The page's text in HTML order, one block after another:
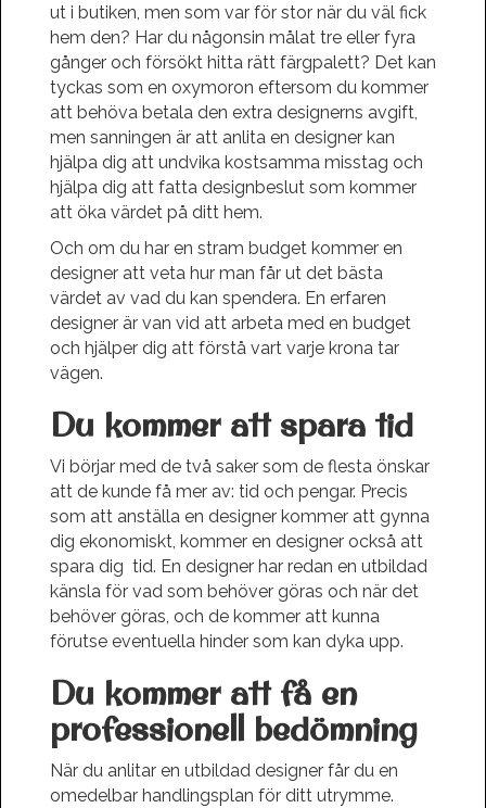
ut i butiken, men som var för stor när du väl fick
hem den? Har du någonsin målat tre eller fyra
gånger och försökt hitta rätt färgpalett? Det kan
tyckas som en oxymoron eftersom du kommer
att behöva betala den extra designerns avgift,
men sanningen är att anlita en designer kan
hjälpa dig att undvika kostsamma misstag och
hjälpa dig att fatta designbeslut som kommer
att öka värdet på ditt hem.
Och om du har en stram budget kommer en
designer att veta hur man får ut det bästa
värdet av vad du kan spendera. En erfaren
designer är van vid att arbeta med en budget
och hjälper dig att förstå vart varje krona tar
vägen.
Du kommer att spara tid
Vi börjar med de två saker som de flesta önskar
att de kunde få mer av: tid och pengar. Precis
som att anställa en designer kommer att gynna
dig ekonomiskt, kommer en designer också att
spara dig tid. En designer har redan en utbildad
känsla för vad som behöver göras och när det
behöver göras, och de kommer att kunna
förutse eventuella hinder som kan dyka upp.
Du kommer att få en
professionell bedömning
När du anlitar en utbildad designer får du en
omedelbar handlingsplan för ditt utrymme.